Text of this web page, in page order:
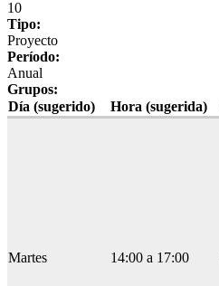
10
Tipo:
Proyecto
Período:
Anual
Grupos:
Día (sugerido)
Hora (sugerida)
Martes 14:00 a 17:00